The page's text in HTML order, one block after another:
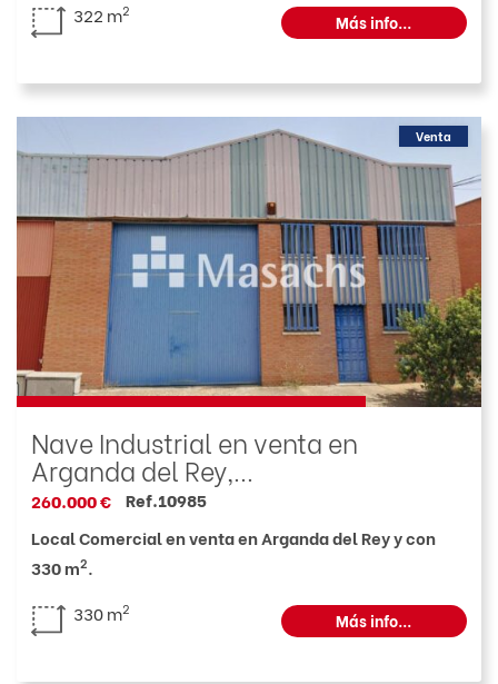
322 m2 Más info...
Venta
Nave Industrial en venta en
Arganda del Rey,...
Ref.10985
260.000 €
Local Comercial en venta en Arganda del Rey y con
330 m2.
330 m2 Más info...